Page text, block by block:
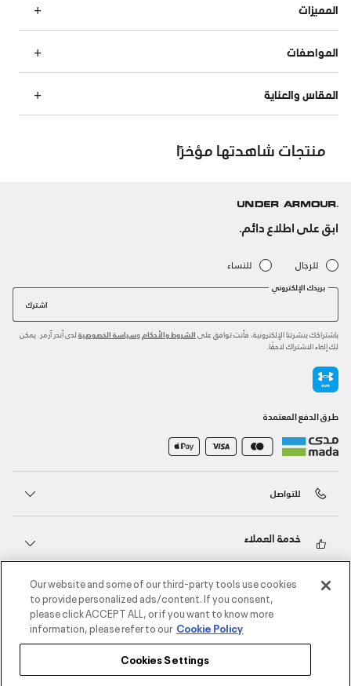
المميزات
المواصفات
المقاس والعناية
منتجات شاهدتها مؤخرًا
ابق على اطلاع دائم.
للرجال للنساء
بريدك الإلكتروني
اشترك
باشتراكك بنشرتنا الإلكترونية، فأنت توافق على الشروط والأحكام وسياسة الخصوصية لدى أندر آرمر. يمكن
لك إلغاء الاشتراك لاحقًا.
طرق الدفع المعتمدة
للتواصل
خدمة العملاء
حول أندر آرمر
أندر آرمر على الشبكات الاجتماعية
Our website and some of our third-party tools use cookies
to provide personalized ads/content. If you consent,
please click ACCEPT ALL, or if you want to know more
information, please refer to our Cookie Policy
Cookies Settings